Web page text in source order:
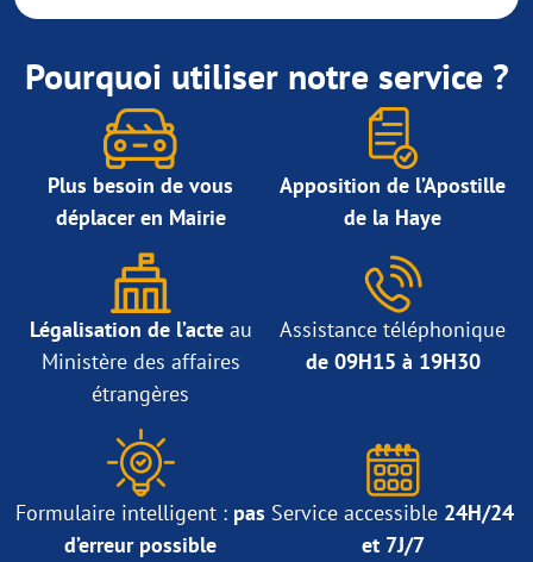
Pourquoi utiliser notre service ?
Plus besoin de vous
déplacer en Mairie
Apposition de l’Apostille
de la Haye
Légalisation de l’acteau
Ministère des affaires
étrangères
Assistance téléphonique
de 09H15 à 19H30
Formulaire intelligent : pas
d’erreur possible
Service accessible 24H/24
et 7J/7